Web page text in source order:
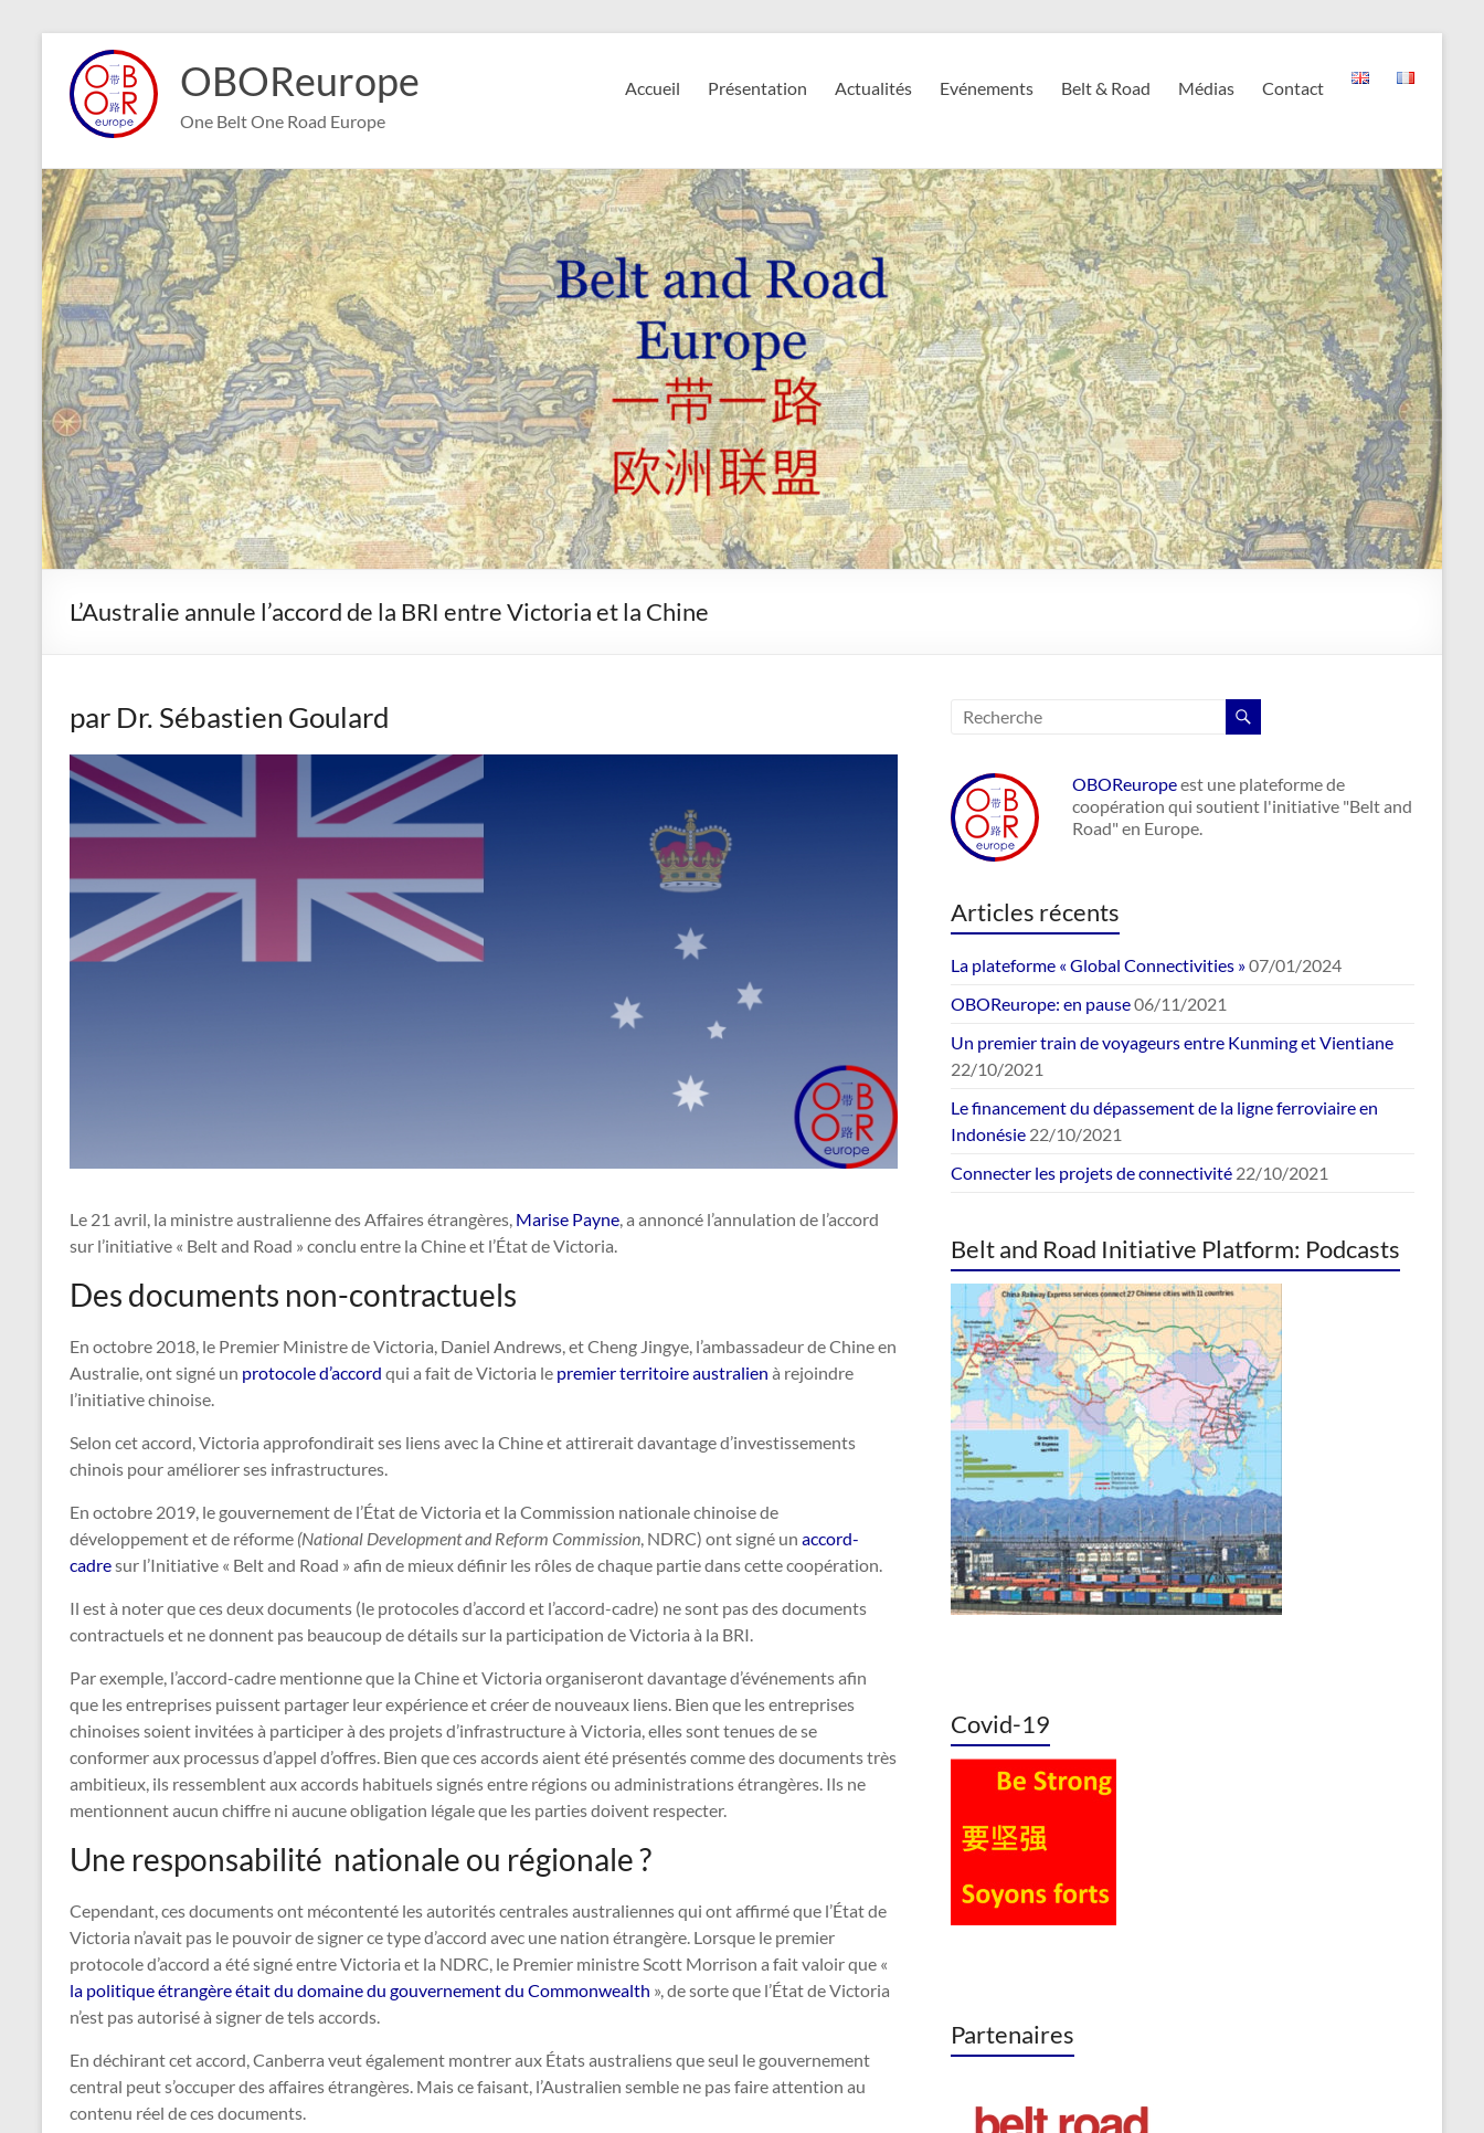
contenu
OBOReurope
One Belt One Road Europe
Accueil Présentation Actualités Evénements Belt & Road Médias Contact
L’Australie annule l’accord de la BRI entre Victoria et la Chine
par Dr. Sébastien Goulard
Le 21 avril, la ministre australienne des Affaires étrangères, Marise Payne , a annoncé l’annulation de l’accord
sur l’initiative « Belt and Road » conclu entre la Chine et l’État de Victoria.
Des documents non-contractuels
En octobre 2018, le Premier Ministre de Victoria, Daniel Andrews, et Cheng Jingye, l’ambassadeur de Chine en
Australie, ont signé un protocole d’accord qui a fait de Victoria le premier territoire australien à rejoindre
l’initiative chinoise.
Selon cet accord, Victoria approfondirait ses liens avec la Chine et attirerait davantage d’investissements
chinois pour améliorer ses infrastructures.
En octobre 2019, le gouvernement de l’État de Victoria et la Commission nationale chinoise de
développement et de réforme (National Development and Reform Commission , NDRC) ont signé un accord-
cadresur l’Initiative « Belt and Road » afin de mieux définir les rôles de chaque partie dans cette coopération.
Il est à noter que ces deux documents (le protocoles d’accord et l’accord-cadre) ne sont pas des documents
contractuels et ne donnent pas beaucoup de détails sur la participation de Victoria à la BRI.
Par exemple, l’accord-cadre mentionne que la Chine et Victoria organiseront davantage d’événements afin
que les entreprises puissent partager leur expérience et créer de nouveaux liens. Bien que les entreprises
chinoises soient invitées à participer à des projets d’infrastructure à Victoria, elles sont tenues de se
conformer aux processus d’appel d’offres. Bien que ces accords aient été présentés comme des documents très
ambitieux, ils ressemblent aux accords habituels signés entre régions ou administrations étrangères. Ils ne
mentionnent aucun chiffre ni aucune obligation légale que les parties doivent respecter.
Une responsabilité nationale ou régionale ?
Cependant, ces documents ont mécontenté les autorités centrales australiennes qui ont affirmé que l’État de
Victoria n’avait pas le pouvoir de signer ce type d’accord avec une nation étrangère. Lorsque le premier
protocole d’accord a été signé entre Victoria et la NDRC, le Premier ministre Scott Morrison a fait valoir que «
la politique étrangère était du domaine du gouvernement du Commonwealth », de sorte que l’État de Victoria
n’est pas autorisé à signer de tels accords.
En déchirant cet accord, Canberra veut également montrer aux États australiens que seul le gouvernement
central peut s’occuper des affaires étrangères. Mais ce faisant, l’Australien semble ne pas faire attention au
contenu réel de ces documents.
OBOReuropeest une plateforme de
coopération qui soutient l'initiative "Belt and
Road" en Europe.
Articles récents
La plateforme « Global Connectivities »07/01/2024
OBOReurope: en pause06/11/2021
Un premier train de voyageurs entre Kunming et Vientiane
22/10/2021
Le financement du dépassement de la ligne ferroviaire en
Indonésie 22/10/2021
Connecter les projets de connectivité 22/10/2021
Belt and Road Initiative Platform: Podcasts
Covid-19
Partenaires